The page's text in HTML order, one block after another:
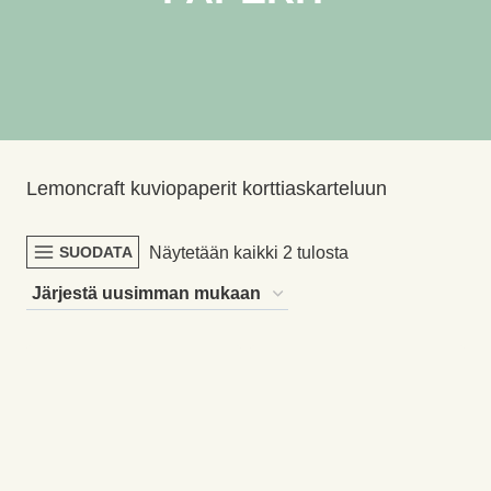
Lemoncraft kuviopaperit korttiaskarteluun
SUODATA Näytetään kaikki 2 tulosta